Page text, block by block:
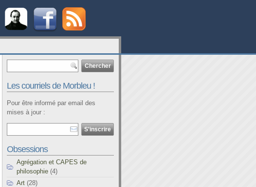
Les courriels de Morbleu !
Pour être informé par email des
mises à jour :
Obsessions
Agrégation et CAPES de
philosophie (4)
Art (28)